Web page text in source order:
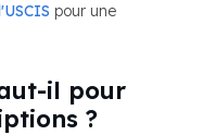
pour une
il pour
?